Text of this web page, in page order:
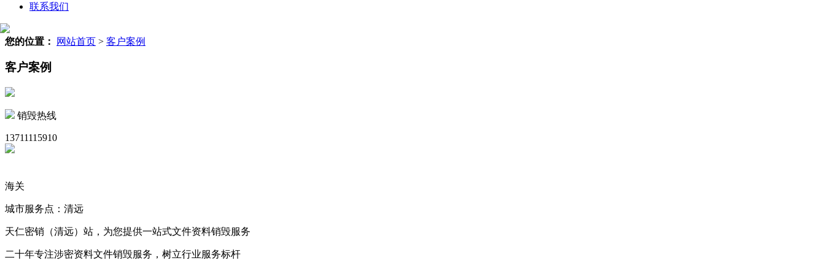
联系我们
您的位置： 网站首页 > 客户案例
客户案例
销毁热线
13711115910
海关
城市服务点：清远
天仁密销（清远）站，为您提供一站式文件资料销毁服务
二十年专注涉密资料文件销毁服务，树立行业服务标杆